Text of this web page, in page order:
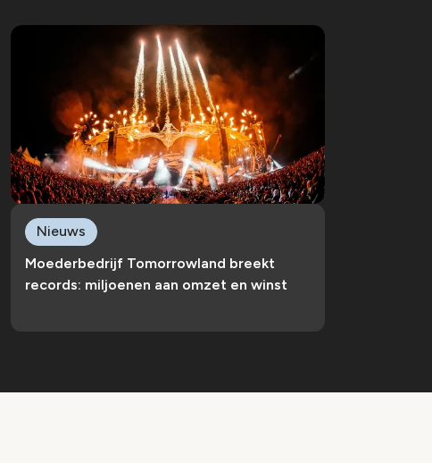
Moederbedrijf Tomorrowland breekt
records: miljoenen aan omzet en winst
Nieuws